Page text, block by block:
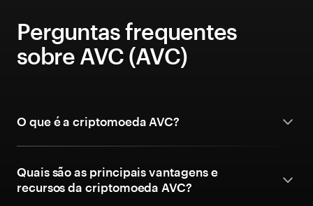
Perguntas frequentes
sobre AVC (AVC)
O que é a criptomoeda AVC?
Quais são as principais vantagens e
recursos da criptomoeda AVC?